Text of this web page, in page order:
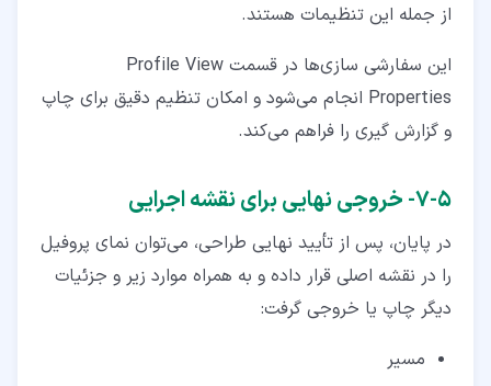
از جمله این تنظیمات هستند.
این سفارشی ‌سازی‌ها در قسمت Profile View
Properties انجام می‌شود و امکان تنظیم دقیق برای چاپ
و گزارش ‌گیری را فراهم می‌کند.
۵‏-‏۷‏- خروجی نهایی برای نقشه اجرایی
در پایان، پس از تأیید نهایی طراحی، می‌توان نمای پروفیل
را در نقشه اصلی قرار داده و به ‌همراه موارد زیر و جزئیات
دیگر چاپ یا خروجی گرفت:
مسیر